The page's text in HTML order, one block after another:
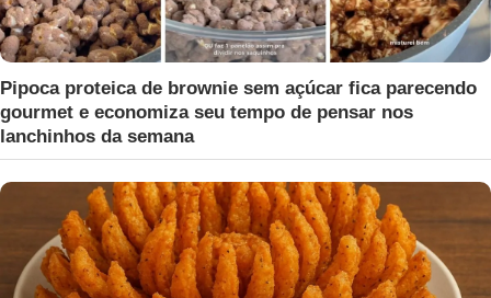
Pipoca proteica de brownie sem açúcar fica parecendo
gourmet e economiza seu tempo de pensar nos
lanchinhos da semana